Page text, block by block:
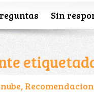
Sin